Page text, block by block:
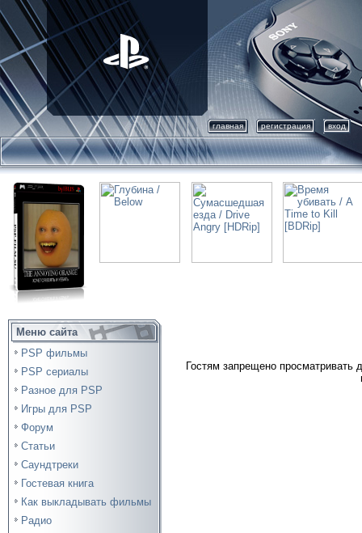
главная регистрация вход
Меню сайта
PSP фильмы
PSP сериалы
Разное для PSP
Игры для PSP
Форум
Статьи
Саундтреки
Гостевая книга
Как выкладывать фильмы
Радио
Гостям запрещено просматривать